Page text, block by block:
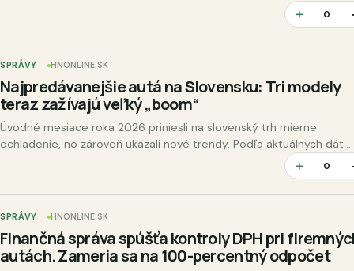
Druckera, aby štát viac podporoval technické a STEM odbory na…
＋ 0
SPRÁVY HNONLINE.SK
Najpredávanejšie autá na Slovensku: Tri modely
teraz zažívajú veľký „boom“
Úvodné mesiace roka 2026 priniesli na slovenský trh mierne
ochladenie, no zároveň ukázali nové trendy. Podľa aktuálnych dát
Zväzu automobilového priemyslu SR sa za prvých šesť mesiacov…
＋ 0
SPRÁVY HNONLINE.SK
Finančná správa spúšťa kontroly DPH pri
autách. Zameria sa na 100-percentný odpočet